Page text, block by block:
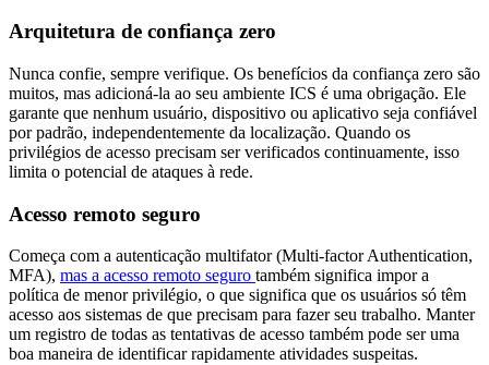
Arquitetura de confiança zero
Nunca confie, sempre verifique. Os benefícios da confiança zero são
muitos, mas adicioná-la ao seu ambiente ICS é uma obrigação. Ele
garante que nenhum usuário, dispositivo ou aplicativo seja confiável
por padrão, independentemente da localização. Quando os
privilégios de acesso precisam ser verificados continuamente, isso
limita o potencial de ataques à rede.
Acesso remoto seguro
Começa com a autenticação multifator (Multi-factor Authentication,
MFA), mas a acesso remoto seguro também significa impor a
política de menor privilégio, o que significa que os usuários só têm
acesso aos sistemas de que precisam para fazer seu trabalho. Manter
um registro de todas as tentativas de acesso também pode ser uma
boa maneira de identificar rapidamente atividades suspeitas.